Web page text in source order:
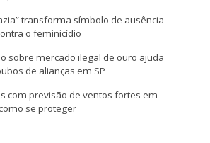
transforma símbolo de ausência
o feminicídio
sobre mercado ilegal de ouro ajuda
de alianças em SP
com previsão de ventos fortes em
se proteger